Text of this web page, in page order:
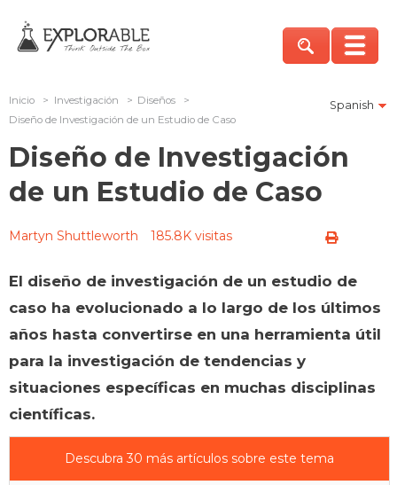
Spanish
Inicio > Investigación > Diseños
>
Diseño de Investigación de un Estudio de Caso
Diseño de Investigación
de un Estudio de Caso
Martyn Shuttleworth 185.8K visitas
El diseño de investigación de un estudio de
caso ha evolucionado a lo largo de los últimos
años hasta convertirse en una herramienta útil
para la investigación de tendencias y
situaciones específicas en muchas disciplinas
científicas.
Descubra 30 más artículos sobre este tema